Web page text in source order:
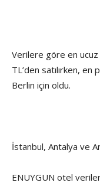
Verilere göre en ucuz
TL’den satılırken,
Berlin için oldu.
İstanbul, Antalya ve
ENUYGUN otel